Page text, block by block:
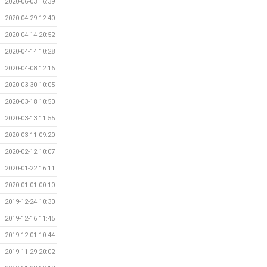
2020-04-29 12:40
2020-04-14 20:52
2020-04-14 10:28
2020-04-08 12:16
2020-03-30 10:05
2020-03-18 10:50
2020-03-13 11:55
2020-03-11 09:20
2020-02-12 10:07
2020-01-22 16:11
2020-01-01 00:10
2019-12-24 10:30
2019-12-16 11:45
2019-12-01 10:44
2019-11-29 20:02